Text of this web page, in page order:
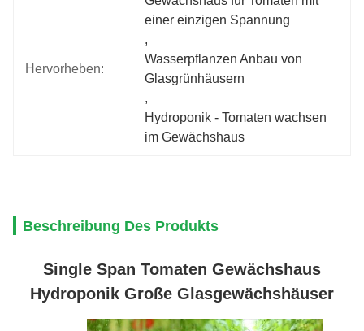
Hervorheben:
einer einzigen Spannung
,
Wasserpflanzen Anbau von
Glasgrünhäusern
,
Hydroponik - Tomaten wachsen
im Gewächshaus
Beschreibung Des Produkts
Single Span Tomaten Gewächshaus
Hydroponik Große Glasgewächshäuser